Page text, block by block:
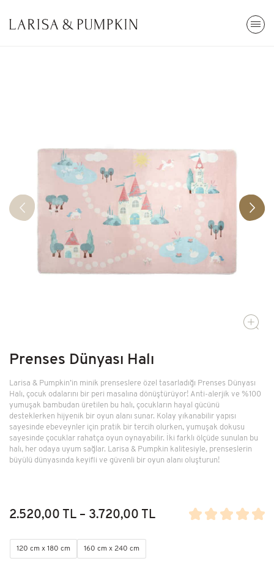
En Çok Arananlar
Top Havuzu
Cibinlik
Öğrenme Kulesi
Popüler Kategoriler
Eğitici
Çocuk Odası
Tümünü Gör
Prenses Dünyası Halı
Larisa & Pumpkin’in minik prenseslere özel tasarladığı Prenses Dünyası
Halı, çocuk odalarını bir peri masalına dönüştürüyor! Anti-alerjik ve %100
yumuşak bambudan üretilen bu halı, çocukların hayal gücünü
desteklerken hijyenik bir oyun alanı sunar. Kolay yıkanabilir yapısı
sayesinde ebeveynler için pratik bir tercih olurken, yumuşak dokusu
sayesinde çocuklar rahatça oyun oynayabilir. İki farklı ölçüde sunulan bu
halı, her odaya uyum sağlar. Larisa & Pumpkin kalitesiyle, prenseslerin
büyülü dünyasında keyifli ve güvenli bir oyun alanı oluşturun!
2.520,00 TL – 3.720,00 TL
120 cm x 180 cm 160 cm x 240 cm